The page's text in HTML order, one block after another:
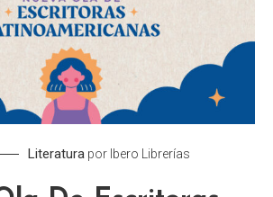
Literatura por Ibero Librerías